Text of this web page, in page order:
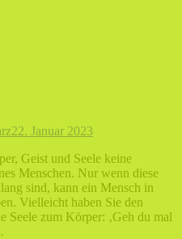
22. Januar 2023
Geist und Seele keine
Menschen. Nur wenn diese
sind, kann ein Mensch in
Vielleicht haben Sie den
Seele zum Körper: ‚Geh du mal